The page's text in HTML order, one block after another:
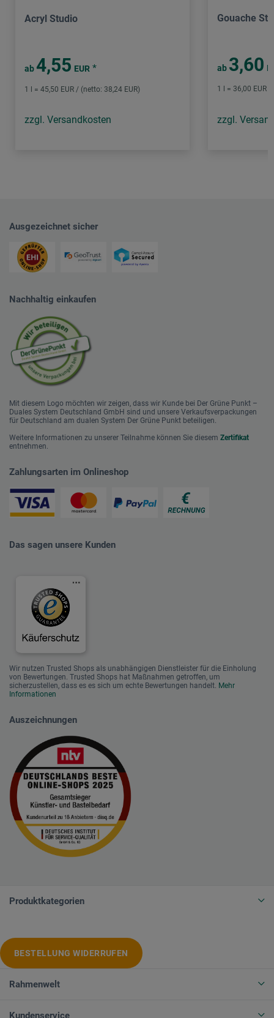
Acryl Studio
ab 4,55 EUR *
1 l = 45,50 EUR / (netto: 38,24 EUR)
zzgl. Versandkosten
Gouache
ab 3,60
1 l = 36,00 EUR
zzgl.
Ausgezeichnet sicher
Nachhaltig einkaufen
Mit diesem Logo möchten wir zeigen, dass wir Kunde bei Der Grüne Punkt –
Duales System Deutschland GmbH sind und unsere Verkaufsverpackungen
für Deutschland am dualen System Der Grüne Punkt beteiligen.
Weitere Informationen zu unserer Teilnahme können Sie diesem Zertifikat
entnehmen.
Zahlungsarten im Onlineshop
Das sagen unsere Kunden
Wir nutzen Trusted Shops als unabhängigen Dienstleister für die Einholung
von Bewertungen. Trusted Shops hat Maßnahmen getroffen, um
sicherzustellen, dass es es sich um echte Bewertungen handelt. Mehr
Informationen
Auszeichnungen
Produktkategorien
BESTELLUNG WIDERRUFEN
Rahmenwelt
Kundenservice